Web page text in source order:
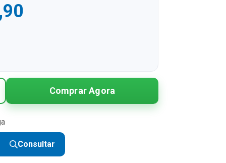
R$ 109,90
R$ 54,95 sem juros
R$ 36,63 sem juros
Comprar Agora
Consultar